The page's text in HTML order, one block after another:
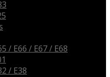
/ E66 / E67 / E68
/ E38